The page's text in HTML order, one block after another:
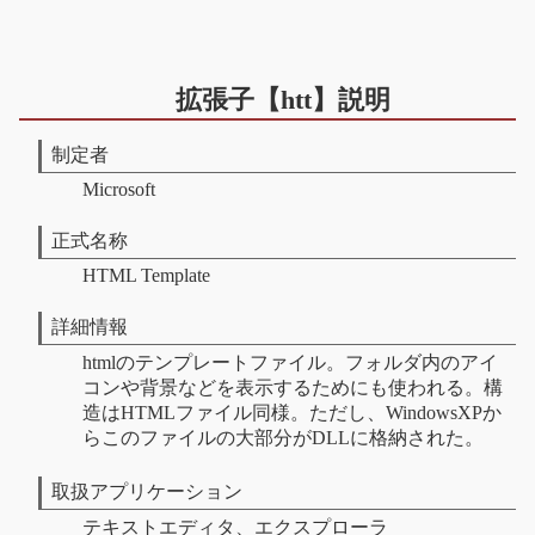
拡張子【htt】説明
制定者
Microsoft
正式名称
HTML Template
詳細情報
htmlのテンプレートファイル。フォルダ内のアイ
コンや背景などを表示するためにも使われる。構
造はHTMLファイル同様。ただし、WindowsXPか
らこのファイルの大部分がDLLに格納された。
取扱アプリケーション
テキストエディタ、エクスプローラ